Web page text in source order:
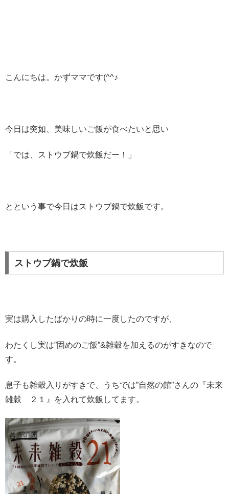
こんにちは。かずママです(^^♪
今日は突如、美味しいご飯が食べたいと思い
「では、ストウブ鍋で炊飯だー！」
とという事で今日はストウブ鍋で炊飯です。
ストウブ鍋で炊飯
実は購入したばかりの時に一度したのですが、
わたくし実は”固めのご飯”&雑穀を加えるのがすきなので
す。
息子も雑穀入りがすきで、うちでは”自然の館”さんの『未来
雑穀 ２１』を入れて炊飯してます。